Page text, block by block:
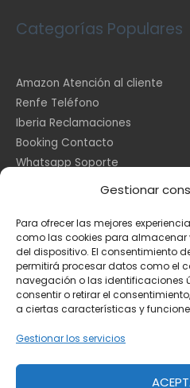
Gestionar
Para ofrecer las mejores
como las cookies para
del dispositivo. El consentimiento
permitirá procesar datos como el
navegación o las identificaciones
consentir o retirar el
a ciertas características y
Gestionar los servicios
Categorías Populares
Amazon Atención al cliente
Renfe Teléfono
Iberia Reclamaciones
Booking Contacto
Whatsapp Soporte
Información Legal
Aviso Legal